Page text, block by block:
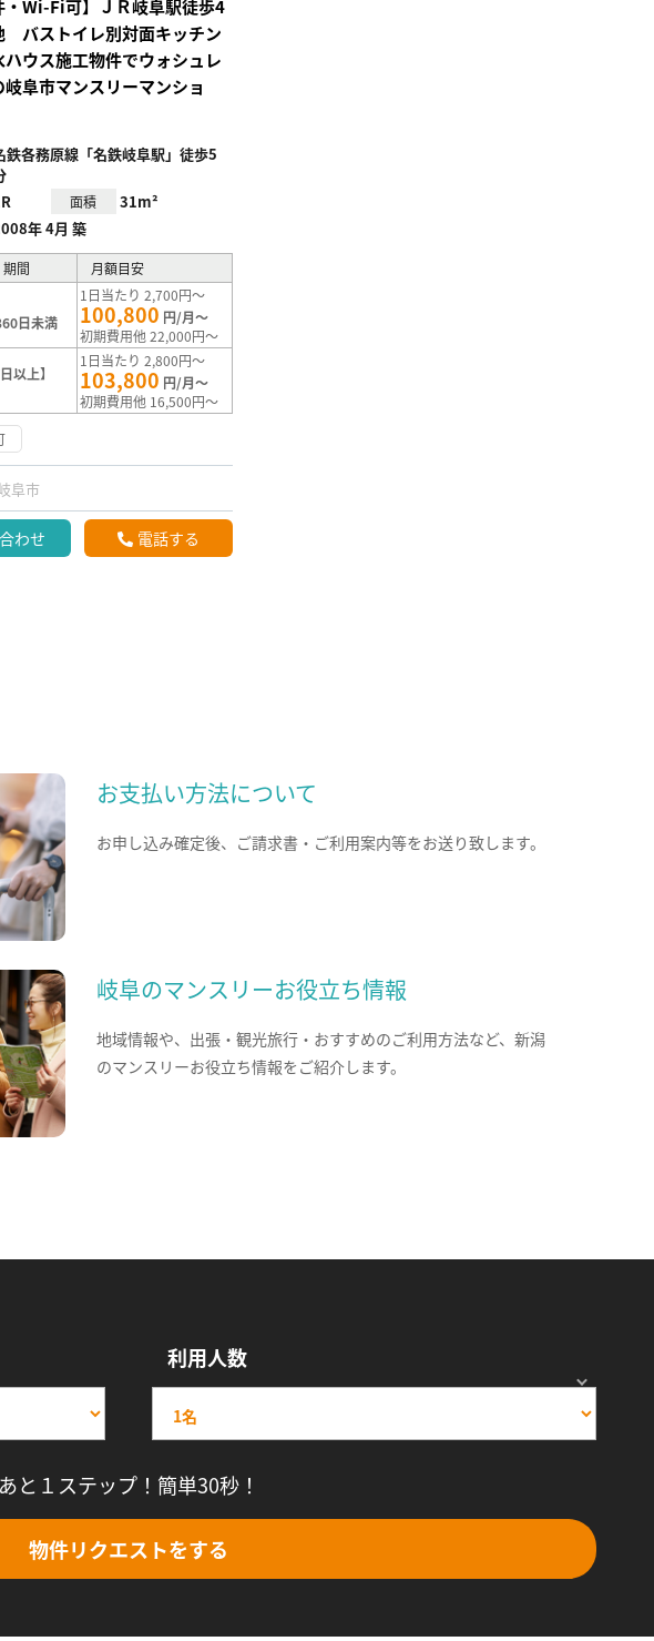
・Wi-Fi可】ＪＲ岐阜駅徒歩4
バストイレ別対面キッチン
ウス施工物件でウォシュレ
岐阜市マンスリーマンショ
鉄各務原線「名鉄岐阜駅」徒歩5
面積 31m²
年 4月 築
間 月額目安
日未満
1日当たり 2,700円～
100,800 円/月～
初期費用他 22,000円～
以上】
1日当たり 2,800円～
103,800 円/月～
初期費用他 16,500円～
阜市
わせ 電話する
お支払い方法について
お申し込み確定後、ご請求書・ご利用案内等をお送り致します。
岐阜のマンスリーお役立ち情報
地域情報や、出張・観光旅行・おすすめのご利用方法など、新潟
のマンスリーお役立ち情報をご紹介します。
利用人数
あと１ステップ！簡単30秒！
物件リクエストをする